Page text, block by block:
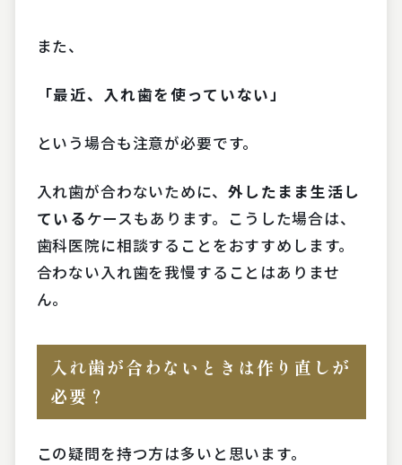
また、
「最近、入れ歯を使っていない」
という場合も注意が必要です。
入れ歯が合わないために、 外したまま生活し
ているケースもあります。こうした場合は、
歯科医院に相談することをおすすめします。
合わない入れ歯を我慢することはありませ
ん。
入れ歯が合わないときは作り直しが
必要？
この疑問を持つ方は多いと思います。